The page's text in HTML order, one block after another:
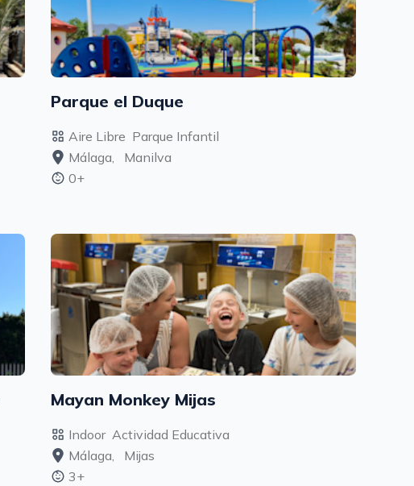
Parque el Duque
Aire Libre Parque Infantil
Málaga,
Manilva
0+
Mayan Monkey Mijas
Indoor Actividad Educativa
Málaga,
Mijas
3+